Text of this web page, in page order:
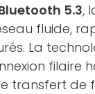
5.3,
fluide,
La
filaire
transfert de